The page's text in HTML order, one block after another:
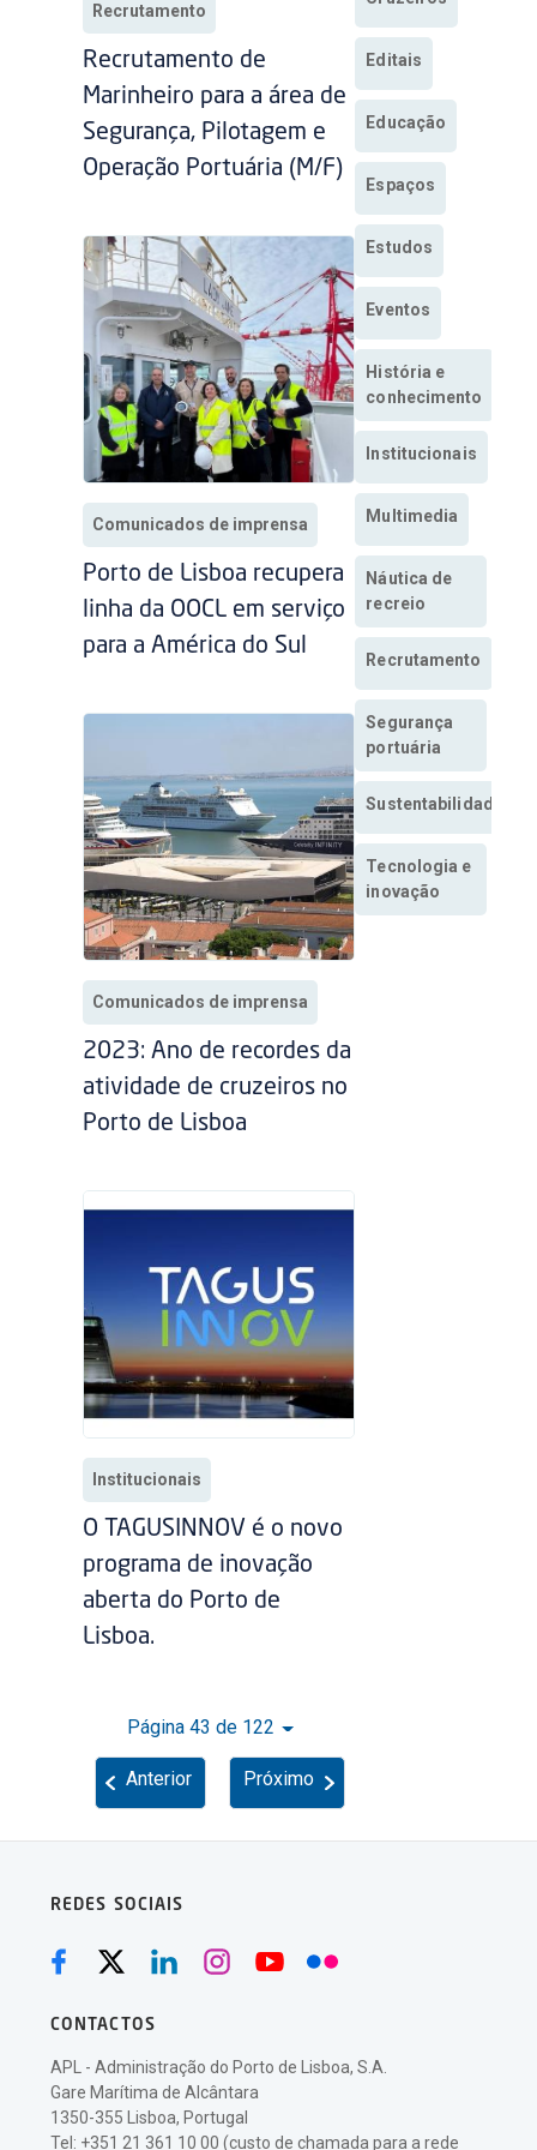
Recrutamento
Recrutamento de
Marinheiro para a área de
Segurança, Pilotagem e
Operação Portuária (M/F)
Comunicados de imprensa
Porto de Lisboa recupera
linha da OOCL em serviço
para a América do Sul
Comunicados de imprensa
2023: Ano de recordes da
atividade de cruzeiros no
Porto de Lisboa
Institucionais
O TAGUSINNOV é o novo
programa de inovação
aberta do Porto de
Lisboa.
Página 43 de 122
Anterior Próximo
Editais
Educação
Espaços
Estudos
Eventos
História e
conhecimento
Institucionais
Multimedia
Náutica de
recreio
Recrutamento
Segurança
portuária
Sustentabilidade
Tecnologia e
inovação
REDES SOCIAIS
CONTACTOS
APL - Administração do Porto de Lisboa, S.A.
Gare Marítima de Alcântara
1350-355 Lisboa, Portugal
Tel: +351 21 361 10 00 (custo de chamada para a rede